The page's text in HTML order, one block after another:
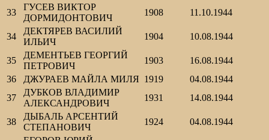
33
ГУСЕВ ВИКТОР
ДОРМИДОНТОВИЧ
1908 11.10.1944
34
ДЕКТЯРЕВ ВАСИЛИЙ
ИЛЬИЧ
1904 10.08.1944
35
ДЕМЕНТЬЕВ ГЕОРГИЙ
ПЕТРОВИЧ
1903
16.08.1944
36
ДЖУРАЕВ МАЙЛА МИЛЯ 1919
04.08.1944
37
ДУБКОВ ВЛАДИМИР
АЛЕКСАНДРОВИЧ
1931 14.08.1944
38
ДЫБАЛЬ АРСЕНТИЙ
СТЕПАНОВИЧ
1924 04.08.1944